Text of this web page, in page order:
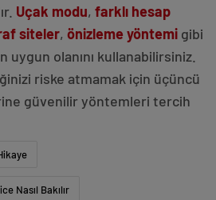
Uçak modu, farklı hesap
siteler, önizleme yöntemi gibi
olanını kullanabilirsiniz.
riske atmamak için üçüncü
güvenilir yöntemleri tercih
Nasıl Bakılır